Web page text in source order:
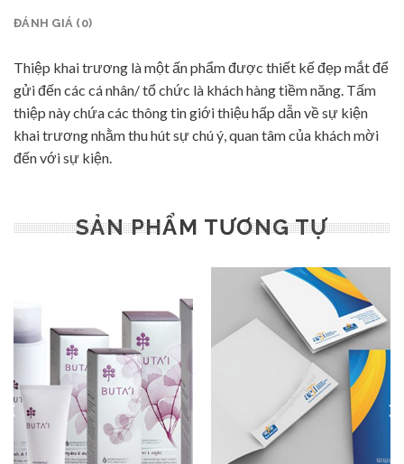
ĐÁNH GIÁ (0)
Thiệp khai trương là một ấn phẩm được thiết kế đẹp mắt để
gửi đến các cá nhân/ tổ chức là khách hàng tiềm năng. Tấm
thiệp này chứa các thông tin giới thiệu hấp dẫn về sự kiện
khai trương nhằm thu hút sự chú ý, quan tâm của khách mời
đến với sự kiện.
SẢN PHẨM TƯƠNG TỰ